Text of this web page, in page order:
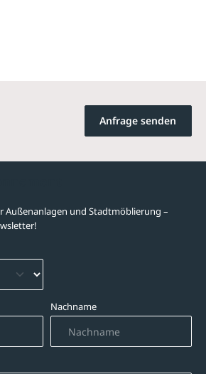
Anfrage senden
Außenanlagen und Stadtmöblierung –
Nachname